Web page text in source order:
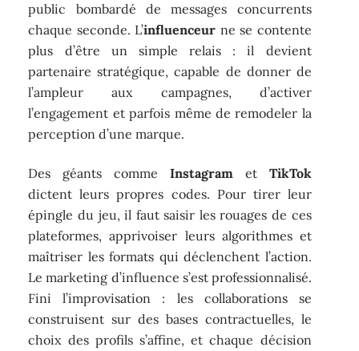
public bombardé de messages concurrents
chaque seconde. L’influenceur ne se contente
plus d’être un simple relais : il devient
partenaire stratégique, capable de donner de
l’ampleur aux campagnes, d’activer
l’engagement et parfois même de remodeler la
perception d’une marque.
Des géants comme Instagram et TikTok
dictent leurs propres codes. Pour tirer leur
épingle du jeu, il faut saisir les rouages de ces
plateformes, apprivoiser leurs algorithmes et
maîtriser les formats qui déclenchent l’action.
Le marketing d’influence s’est professionnalisé.
Fini l’improvisation : les collaborations se
construisent sur des bases contractuelles, le
choix des profils s’affine, et chaque décision